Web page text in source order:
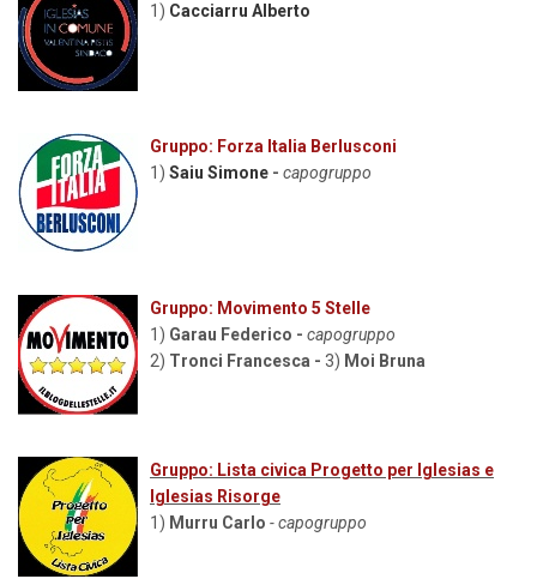
1) Cacciarru Alberto
Gruppo: Forza Italia Berlusconi
1) Saiu Simone - capogruppo
Gruppo: Movimento 5 Stelle
1) Garau Federico - capogruppo
2) Tronci Francesca - 3) Moi Bruna
Gruppo: Lista civica Progetto per Iglesias e
Iglesias Risorge
1) Murru Carlo - capogruppo